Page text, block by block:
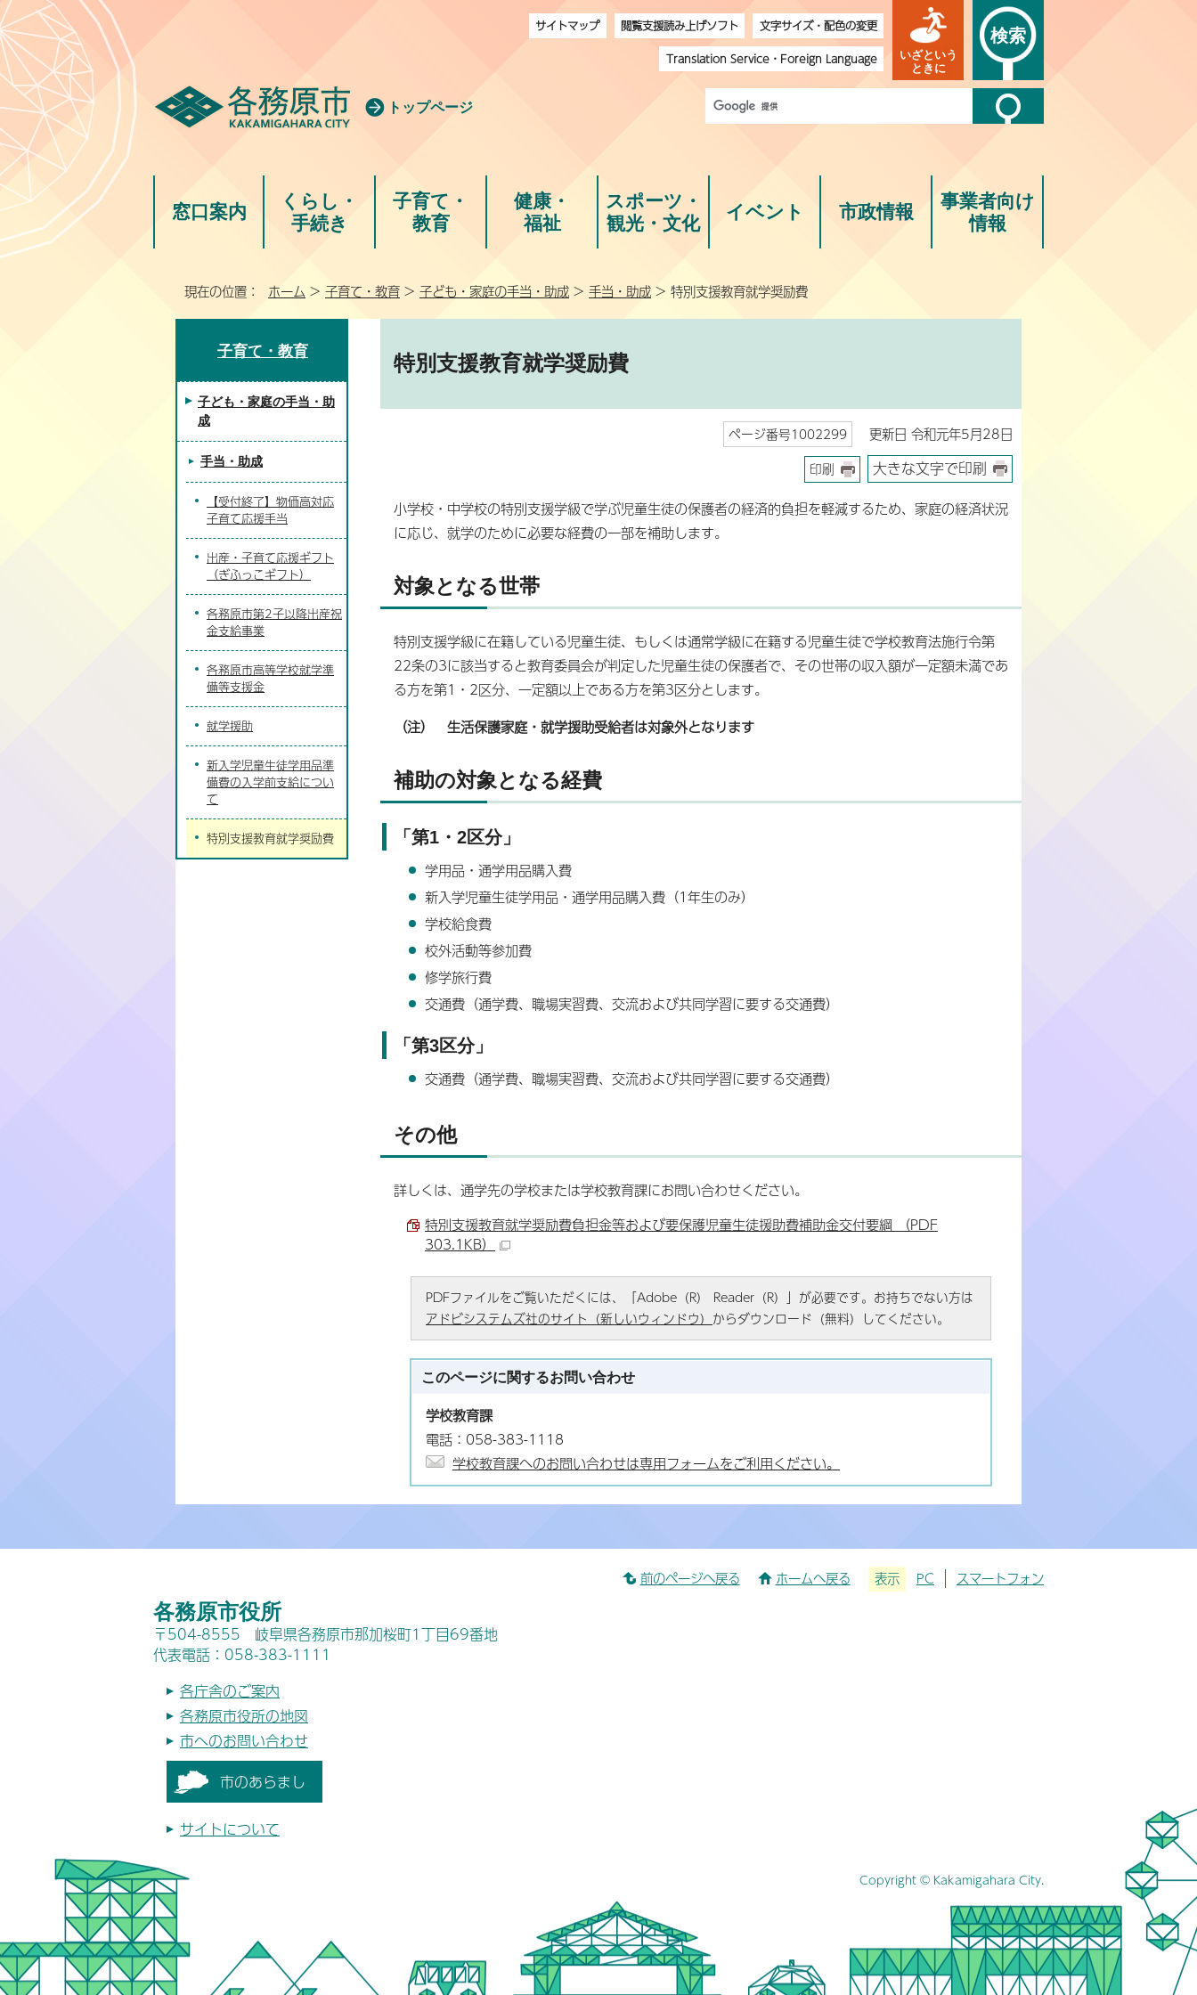
トップページ
サイトマップ 閲覧支援読み上げソフト
文字サイズ・配色の変更
Translation Service・ Foreign Language
いざという
ときに
検索
窓口案内
くらし・
手続き
子育て・
教育
健康・
福祉
スポーツ・
観光・文化
イベント 市政情報
事業者向け
情報
現在の位置： ホーム > 子育て・教育 > 子ども・家庭の手当・助成 > 手当・助成 > 特別支援教育就学奨励費
特別支援教育就学奨励費
ページ番号1002299 更新日 令和元年5月28日
印刷 大きな文字で印刷
小学校・中学校の特別支援学級で学ぶ児童生徒の保護者の経済的負担を軽減するため、家庭の経済状況
に応じ、就学のために必要な経費の一部を補助します。
対象となる世帯
特別支援学級に在籍している児童生徒、もしくは通常学級に在籍する児童生徒で学校教育法施行令第
22条の3に該当すると教育委員会が判定した児童生徒の保護者で、その世帯の収入額が一定額未満であ
る方を第1・2区分、一定額以上である方を第3区分とします。
（注） 生活保護家庭・就学援助受給者は対象外となります
補助の対象となる経費
「第1・2区分」
学用品・通学用品購入費
新入学児童生徒学用品・通学用品購入費（1年生のみ）
学校給食費
校外活動等参加費
修学旅行費
交通費（通学費、職場実習費、交流および共同学習に要する交通費）
「第3区分」
交通費（通学費、職場実習費、交流および共同学習に要する交通費）
その他
詳しくは、通学先の学校または学校教育課にお問い合わせください。
特別支援教育就学奨励費負担金等および要保護児童生徒援助費補助金交付要綱 （PDF
303.1KB）
PDFファイルをご覧いただくには、「Adobe（R） Reader（R）」が必要です。お持ちでない方は
アドビシステムズ社のサイト（新しいウィンドウ） からダウンロード（無料）してください。
このページに関するお問い合わせ
学校教育課
電話：058-383-1118
学校教育課へのお問い合わせは専用フォームをご利用ください。
子育て・教育
子ども・家庭の手当・助
成
手当・助成
【受付終了】物価高対応
子育て応援手当
出産・子育て応援ギフト
（ぎふっこギフト）
各務原市第2子以降出産祝
金支給事業
各務原市高等学校就学準
備等支援金
就学援助
新入学児童生徒学用品準
備費の入学前支給につい
て
特別支援教育就学奨励費
前のページへ戻る ホームへ戻る 表示 PC スマートフォン
各務原市役所
〒504-8555 岐阜県各務原市那加桜町1丁目69番地
代表電話：058-383-1111
各庁舎のご案内
各務原市役所の地図
市へのお問い合わせ
市のあらまし
サイトについて
Copyright © Kakamigahara City.